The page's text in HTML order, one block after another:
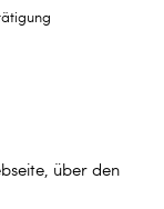
über den